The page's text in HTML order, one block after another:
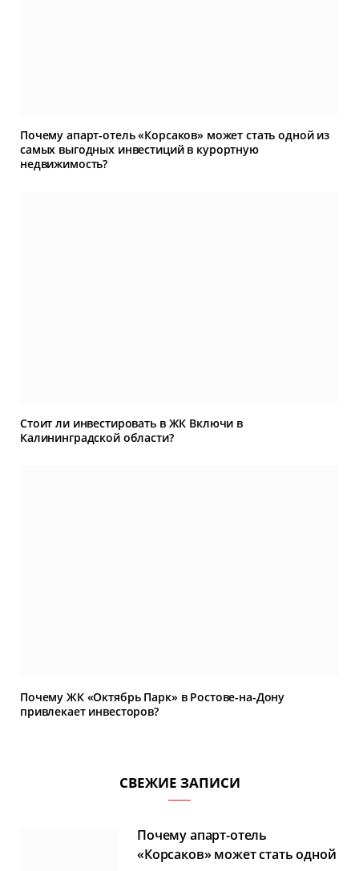
Почему апарт-отель «Корсаков» может стать одной из
самых выгодных инвестиций в курортную
недвижимость?
Стоит ли инвестировать в ЖК Включи в
Калининградской области?
Почему ЖК «Октябрь Парк» в Ростове-на-Дону
привлекает инвесторов?
СВЕЖИЕ ЗАПИСИ
Почему апарт-отель
«Корсаков» может стать одной